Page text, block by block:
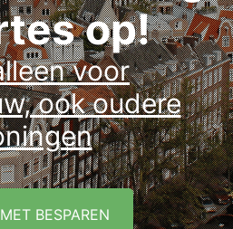
op!
voor
ook oudere
BESPAREN